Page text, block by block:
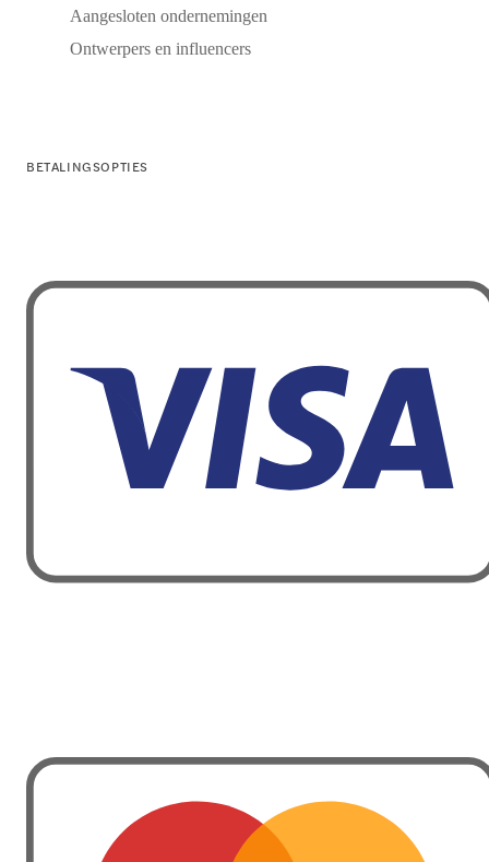
Aangesloten ondernemingen
Ontwerpers en influencers
BETALINGSOPTIES